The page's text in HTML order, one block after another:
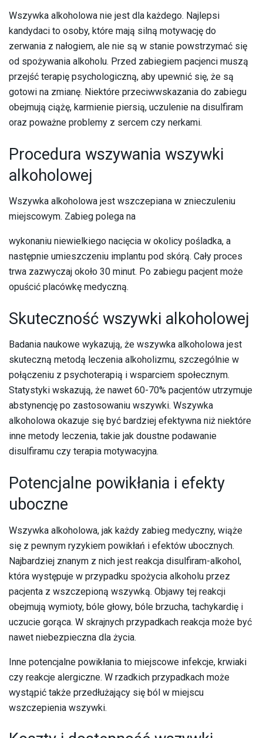
Wszywka alkoholowa nie jest dla każdego. Najlepsi
kandydaci to osoby, które mają silną motywację do
zerwania z nałogiem, ale nie są w stanie powstrzymać się
od spożywania alkoholu. Przed zabiegiem pacjenci muszą
przejść terapię psychologiczną, aby upewnić się, że są
gotowi na zmianę. Niektóre przeciwwskazania do zabiegu
obejmują ciążę, karmienie piersią, uczulenie na disulfiram
oraz poważne problemy z sercem czy nerkami.
Procedura wszywania wszywki
alkoholowej
Wszywka alkoholowa jest wszczepiana w znieczuleniu
miejscowym. Zabieg polega na
wykonaniu niewielkiego nacięcia w okolicy pośladka, a
następnie umieszczeniu implantu pod skórą. Cały proces
trwa zazwyczaj około 30 minut. Po zabiegu pacjent może
opuścić placówkę medyczną.
Skuteczność wszywki alkoholowej
Badania naukowe wykazują, że wszywka alkoholowa jest
skuteczną metodą leczenia alkoholizmu, szczególnie w
połączeniu z psychoterapią i wsparciem społecznym.
Statystyki wskazują, że nawet 60-70% pacjentów utrzymuje
abstynencję po zastosowaniu wszywki. Wszywka
alkoholowa okazuje się być bardziej efektywna niż niektóre
inne metody leczenia, takie jak doustne podawanie
disulfiramu czy terapia motywacyjna.
Potencjalne powikłania i efekty
uboczne
Wszywka alkoholowa, jak każdy zabieg medyczny, wiąże
się z pewnym ryzykiem powikłań i efektów ubocznych.
Najbardziej znanym z nich jest reakcja disulfiram-alkohol,
która występuje w przypadku spożycia alkoholu przez
pacjenta z wszczepioną wszywką. Objawy tej reakcji
obejmują wymioty, bóle głowy, bóle brzucha, tachykardię i
uczucie gorąca. W skrajnych przypadkach reakcja może być
nawet niebezpieczna dla życia.
Inne potencjalne powikłania to miejscowe infekcje, krwiaki
czy reakcje alergiczne. W rzadkich przypadkach może
wystąpić także przedłużający się ból w miejscu
wszczepienia wszywki.